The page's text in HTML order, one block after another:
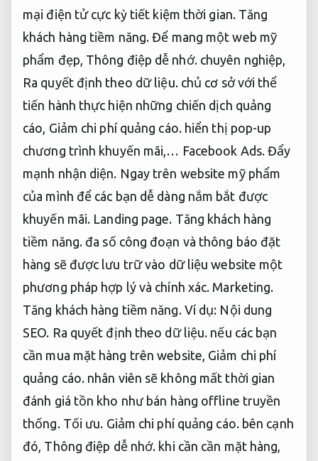
mại điện tử cực kỳ tiết kiệm thời gian. Tăng
khách hàng tiềm năng. Để mang một web mỹ
phẩm đẹp, Thông điệp dễ nhớ.chuyên nghiệp,
Ra quyết định theo dữ liệu.chủ cơ sở với thể
tiến hành thực hiện những chiến dịch quảng
cáo, Giảm chi phí quảng cáo.hiển thị pop-up
chương trình khuyến mãi,… Facebook Ads. Đẩy
mạnh nhận diện. Ngay trên website mỹ phẩm
của mình để các bạn dễ dàng nắm bắt được
khuyến mãi. Landing page. Tăng khách hàng
tiềm năng. đa số công đoạn và thông báo đặt
hàng sẽ được lưu trữ vào dữ liệu website một
phương pháp hợp lý và chính xác. Marketing.
Tăng khách hàng tiềm năng.Ví dụ: Nội dung
SEO. Ra quyết định theo dữ liệu. nếu các bạn
cần mua mặt hàng trên website, Giảm chi phí
quảng cáo. nhân viên sẽ không mất thời gian
đánh giá tồn kho như bán hàng offline truyền
thống. Tối ưu. Giảm chi phí quảng cáo.bên cạnh
đó, Thông điệp dễ nhớ. khi cần cần mặt hàng,